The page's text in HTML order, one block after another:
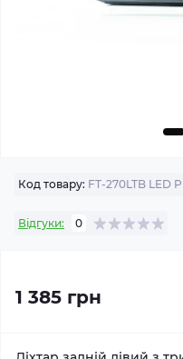
Код товару: FT-270LTB LED
Відгуки: 0
1 385 грн